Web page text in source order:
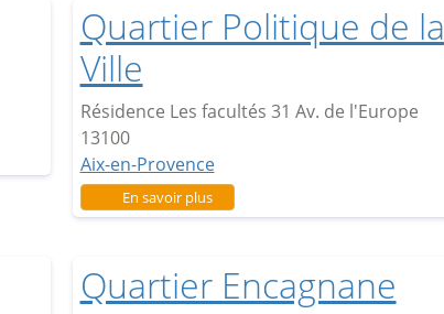
Quartier Politique de la
Ville
Résidence Les facultés 31 Av. de l'Europe
13100
Aix-en-Provence
En savoir plussur Quartier Politique de la Ville
Quartier Encagnane